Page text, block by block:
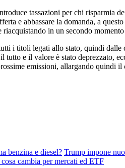
tassazioni per chi risparmia
e abbassare la domanda, a
in un secondo
i titoli legati allo stato, quindi
tutto e il valore è stato deprezzato,
emissioni, allargando quindi il
benzina e diesel? Trump impone
cambia per mercati ed ETF